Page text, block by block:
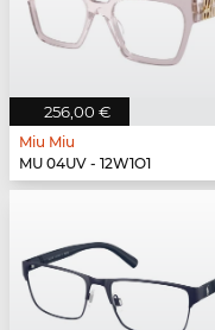
256,00 €
Miu Miu
MU 04UV - 12W1O1